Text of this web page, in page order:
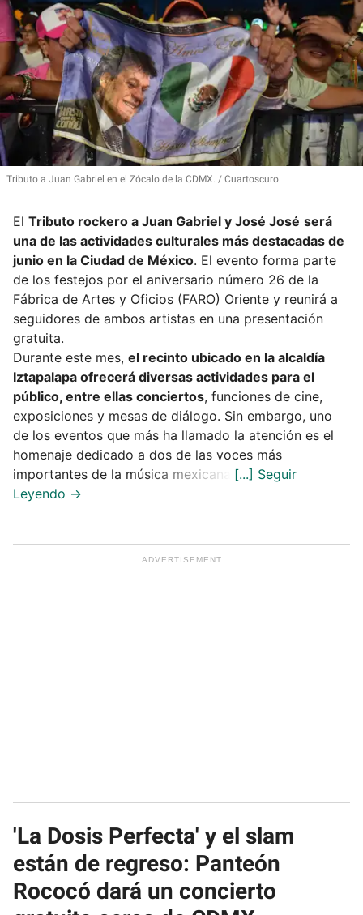
Tributo a Juan Gabriel en el Zócalo de la CDMX. Cuartoscuro.
El Tributo rockero a Juan Gabriel y José José será
una de las actividades culturales más destacadas de
junio en la Ciudad de México. El evento forma parte
de los festejos por el aniversario número 26 de la
Fábrica de Artes y Oficios (FARO) Oriente y reunirá a
seguidores de ambos artistas en una presentación
gratuita.
Durante este mes, el recinto ubicado en la alcaldía
Iztapalapa ofrecerá diversas actividades para el
público, entre ellas conciertos, funciones de cine,
exposiciones y mesas de diálogo. Sin embargo, uno
de los eventos que más ha llamado la atención es el
homenaje dedicado a dos de las voces más
importantes de la música mexicana.
'La Dosis Perfecta' y el slam
están de regreso: Panteón
Rococó dará un concierto